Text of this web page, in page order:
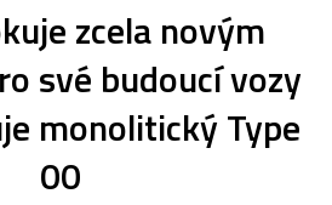
zcela novým
své budoucí vozy
monolitický Type
00